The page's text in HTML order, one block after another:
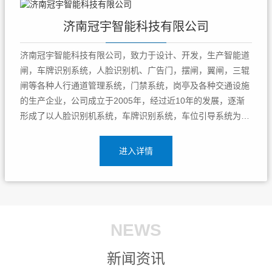
济南冠宇智能科技有限公司
济南冠宇智能科技有限公司，致力于设计、开发，生产智能道
闸，车牌识别系统，人脸识别机、广告门，摆闸，翼闸，三辊
闸等各种人行通道管理系统，门禁系统，岗亭及各种交通设施
的生产企业，公司成立于2005年，经过近10年的发展，逐渐
形成了以人脸识别机系统，车牌识别系统，车位引导系统为中
提供商，济南冠宇智能科技有限公司专注停车场智能管理企
进入详情
NEWS
新闻资讯